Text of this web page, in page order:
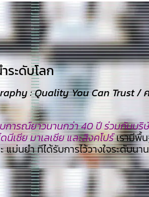
ะดับโลก​
: Quality You Can Trust /
การณ์ยาวนานกว่า 40 ปี ร่วมกับบริ
นีเซีย มาเลเซีย และสิงคโปร์เรามีพื้
ม่นยำ ทีไ่ด้รับการไว้วางใจระดับนา